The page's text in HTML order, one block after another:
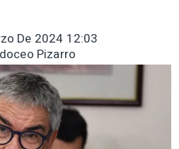
De 2024 12:03
Pizarro